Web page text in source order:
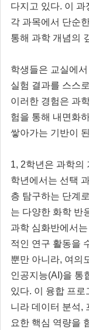
다지고 있다. 이
각 과목에서 단순
통해 과학 개념의
학생들은 교실에
실험 결과를 스스
이러한 경험은 과
험을 통해 내면화
쌓아가는 기반이
1, 2학년은 과학의
학년에서는 선택
층 탐구하는 단계
는 다양한 화학 반
과학 심화반에서
적인 연구 활동을
뿐만 아니라, 여의
인공지능(AI)을 통
있다. 이 융합 프
니라 데이터 분석,
요한 핵심 역량을